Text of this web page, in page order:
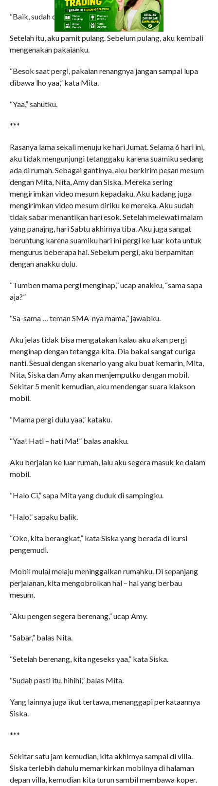
“Baik, sudah diputuskan,” kata Mita.
Setelah itu, aku pamit pulang. Sebelum pulang, aku kembali
mengenakan pakaianku.
“Besok saat pergi, pakaian renangnya jangan sampai lupa
dibawa lho yaa,” kata Mita.
“Yaa,” sahutku.
***
Rasanya lama sekali menuju ke hari Jumat. Selama 6 hari ini,
aku tidak mengunjungi tetanggaku karena suamiku sedang
ada di rumah. Sebagai gantinya, aku berkirim pesan mesum
dengan Mita, Nita, Amy dan Siska. Mereka sering
mengirimkan video mesum kepadaku. Aku kadang juga
mengirimkan video mesum diriku ke mereka. Aku sudah
tidak sabar menantikan hari esok. Setelah melewati malam
yang panajng, hari Sabtu akhirnya tiba. Aku juga sangat
beruntung karena suamiku hari ini pergi ke luar kota untuk
mengurus beberapa hal. Sebelum pergi, aku berpamitan
dengan anakku dulu.
“Tumben mama pergi menginap,” ucap anakku, “sama sapa
aja?”
“Sa-sama … teman SMA-nya mama,” jawabku.
Aku jelas tidak bisa mengatakan kalau aku akan pergi
menginap dengan tetangga kita. Dia bakal sangat curiga
nanti. Sesuai dengan skenario yang aku buat kemarin, Mita,
Nita, Siska dan Amy akan menjemputku dengan mobil.
Sekitar 5 menit kemudian, aku mendengar suara klakson
mobil.
“Mama pergi dulu yaa,” kataku.
“Yaa! Hati – hati Ma!” balas anakku.
Aku berjalan ke luar rumah, lalu aku segera masuk ke dalam
mobil.
“Halo Ci,” sapa Mita yang duduk di sampingku.
“Halo,” sapaku balik.
“Oke, kita berangkat,” kata Siska yang berada di kursi
pengemudi.
Mobil mulai melaju meninggalkan rumahku. Di sepanjang
perjalanan, kita mengobrolkan hal – hal yang berbau
mesum.
“Aku pengen segera berenang,” ucap Amy.
“Sabar,” balas Nita.
“Setelah berenang, kita ngeseks yaa,” kata Siska.
“Sudah pasti itu, hihihi,” balas Mita.
Yang lainnya juga ikut tertawa, menanggapi perkataannya
Siska.
***
Sekitar satu jam kemudian, kita akhirnya sampai di villa.
Siska terlebih dahulu memarkirkan mobilnya di halaman
depan villa, kemudian kita turun sambil membawa koper.